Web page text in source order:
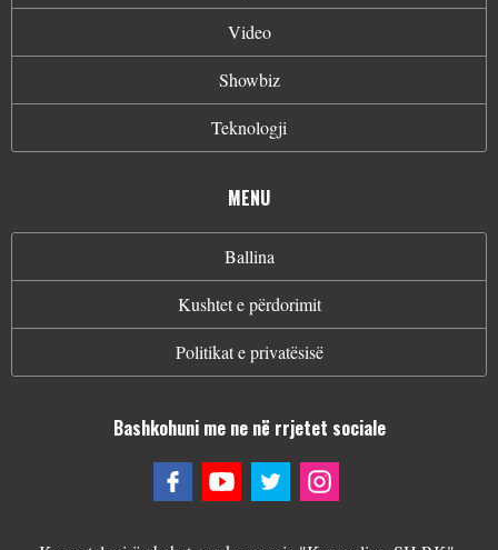
Video
Showbiz
Teknologji
MENU
Ballina
Kushtet e përdorimit
Politikat e privatësisë
Bashkohuni me ne në rrjetet sociale